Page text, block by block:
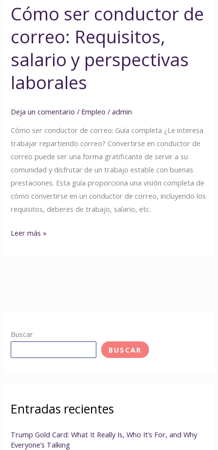
Cómo ser conductor de
correo: Requisitos,
salario y perspectivas
laborales
Deja un comentario / Empleo /admin
Cómo ser conductor de correo: Guía completa ¿Le interesa
trabajar repartiendo correo? Convertirse en conductor de
correo puede ser una forma gratificante de servir a su
comunidad y disfrutar de un trabajo estable con buenas
prestaciones. Esta guía proporciona una visión completa de
cómo convertirse en un conductor de correo, incluyendo los
requisitos, deberes de trabajo, salario, etc.
laborales
Leer más »
Buscar
BUSCAR
Entradas recientes
Trump Gold Card: What It Really Is, Who It’s For, and Why
Everyone’s Talking